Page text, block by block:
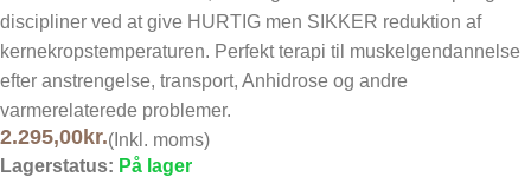
discipliner ved at give HURTIG men SIKKER reduktion af
kernekropstemperaturen. Perfekt terapi til muskelgendannelse
efter anstrengelse, transport, Anhidrose og andre
varmerelaterede problemer.
2.295,00kr.(Inkl. moms)
Lagerstatus: På lager